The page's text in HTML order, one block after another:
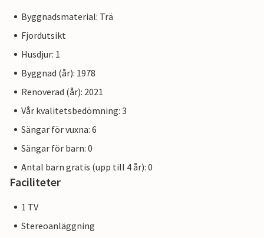
Byggnadsmaterial: Trä
Fjordutsikt
Husdjur: 1
Byggnad (år): 1978
Renoverad (år): 2021
Vår kvalitetsbedömning: 3
Sängar för vuxna: 6
Sängar för barn: 0
Antal barn gratis (upp till 4 år): 0
Faciliteter
1 TV
Stereoanläggning